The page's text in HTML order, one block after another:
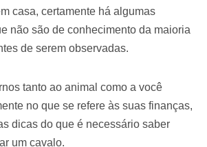
casa, certamente há algumas
não são de conhecimento da maioria
de serem observadas.
tanto ao animal como a você
no que se refere às suas finanças,
dicas do que é necessário saber
um cavalo.